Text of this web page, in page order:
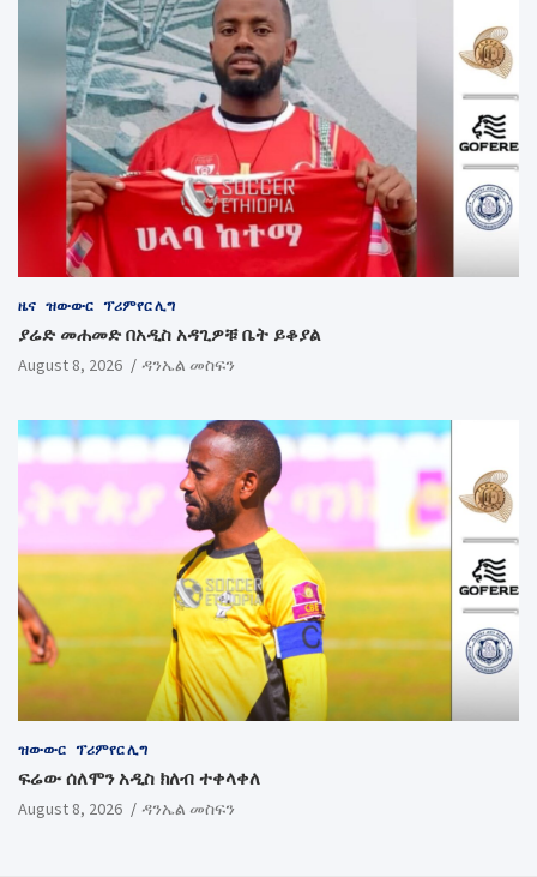
ዜና ዝውውር ፕሪምየር ሊግ
ያሬድ መሐመድ በአዲስ አዳጊዎቹ ቤት ይቆያል
August 8, 2026 ዳንኤል መስፍን
ዝውውር ፕሪምየር ሊግ
ፍሬው ሰለሞን አዲስ ክለብ ተቀላቀለ
August 8, 2026 ዳንኤል መስፍን